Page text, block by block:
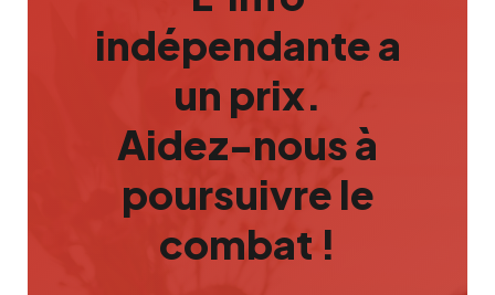
indépendante a
un prix.
Aidez-nous à
poursuivre le
combat !